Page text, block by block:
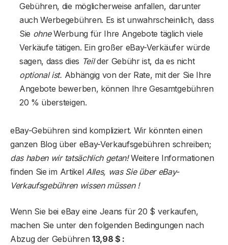
Gebühren, die möglicherweise anfallen, darunter
auch Werbegebühren. Es ist unwahrscheinlich, dass
Sie ohneWerbung für Ihre Angebote täglich viele
Verkäufe tätigen. Ein großer eBay-Verkäufer würde
sagen, dass dies Teilder Gebühr ist, da es nicht
optional ist. Abhängig von der Rate, mit der Sie Ihre
Angebote bewerben, können Ihre Gesamtgebühren
20 % übersteigen.
eBay-Gebühren sind kompliziert. Wir könnten einen
ganzen Blog über eBay-Verkaufsgebühren schreiben;
das haben wir tatsächlich getan!Weitere Informationen
finden Sie im Artikel Alles, was Sie über eBay-
Verkaufsgebühren wissen müssen !
Wenn Sie bei eBay eine Jeans für 20 $ verkaufen,
machen Sie unter den folgenden Bedingungen nach
Abzug der Gebühren 13,98 $ :